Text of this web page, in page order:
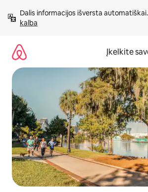
prie
turinio
Dalis informacijos išversta automatiškai.
kalba
Įkelkite